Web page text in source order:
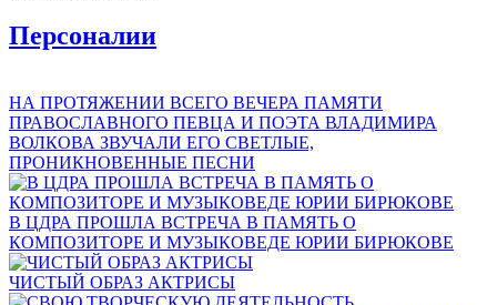
Персоналии
НА ПРОТЯЖЕНИИ ВСЕГО ВЕЧЕРА ПАМЯТИ
ПРАВОСЛАВНОГО ПЕВЦА И ПОЭТА ВЛАДИМИРА
ВОЛКОВА ЗВУЧАЛИ ЕГО СВЕТЛЫЕ,
ПРОНИКНОВЕННЫЕ ПЕСНИ
В ЦДРА ПРОШЛА ВСТРЕЧА В ПАМЯТЬ О
КОМПОЗИТОРЕ И МУЗЫКОВЕДЕ ЮРИИ БИРЮКОВЕ
ЧИСТЫЙ ОБРАЗ АКТРИСЫ